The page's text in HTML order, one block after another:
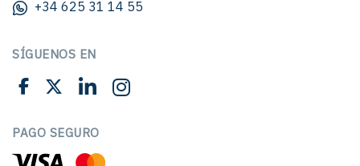
+34 625 31 14 55
SÍGUENOS EN
PAGO SEGURO